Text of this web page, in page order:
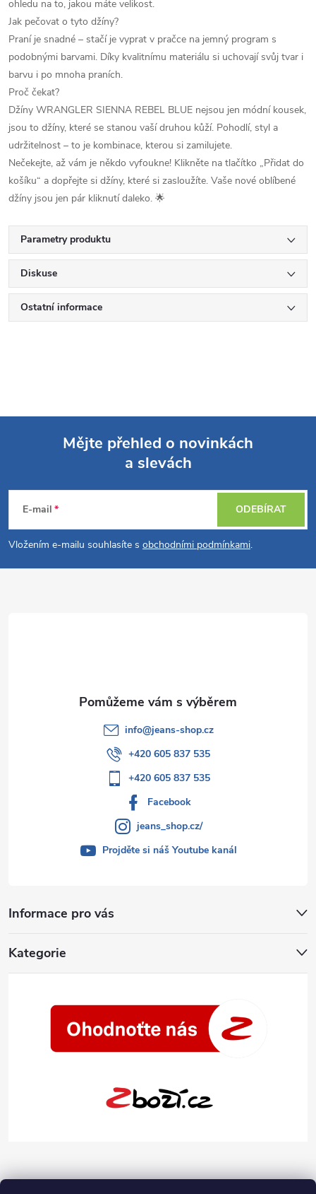
ohledu na to, jakou máte velikost.
Jak pečovat o tyto džíny?
Praní je snadné – stačí je vyprat v pračce na jemný program s
podobnými barvami. Díky kvalitnímu materiálu si uchovají svůj tvar i
barvu i po mnoha praních.
Proč čekat?
Džíny WRANGLER SIENNA REBEL BLUE nejsou jen módní kousek,
jsou to džíny, které se stanou vaší druhou kůží. Pohodlí, styl a
udržitelnost – to je kombinace, kterou si zamilujete.
Nečekejte, až vám je někdo vyfoukne! Klikněte na tlačítko „Přidat do
košíku“ a dopřejte si džíny, které si zasloužíte. Vaše nové oblíbené
džíny jsou jen pár kliknutí daleko. 🌟
Parametry produktu
Diskuse
Ostatní informace
p
a
Mějte přehled o novinkách
a slevách
E-mail
Vložením e-mailu souhlasíte s obchodními podmínkami.
ODEBÍRAT
Informace pro vás
Kategorie
info@jeans-shop.cz
+420 605 837 535
+420 605 837 535
Facebook
jeans_shop.cz/
Projděte si náš Youtube kanál